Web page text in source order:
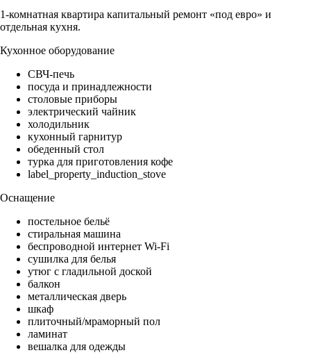
1-комнатная квартира капитальный ремонт «под евро» и
отдельная кухня.
Кухонное оборудование
СВЧ-печь
посуда и принадлежности
столовые приборы
электрический чайник
холодильник
кухонный гарнитур
обеденный стол
турка для приготовления кофе
label_property_induction_stove
Оснащение
постельное бельё
стиральная машина
беспроводной интернет Wi-Fi
сушилка для белья
утюг с гладильной доской
балкон
металлическая дверь
шкаф
плиточный/мраморный пол
ламинат
вешалка для одежды